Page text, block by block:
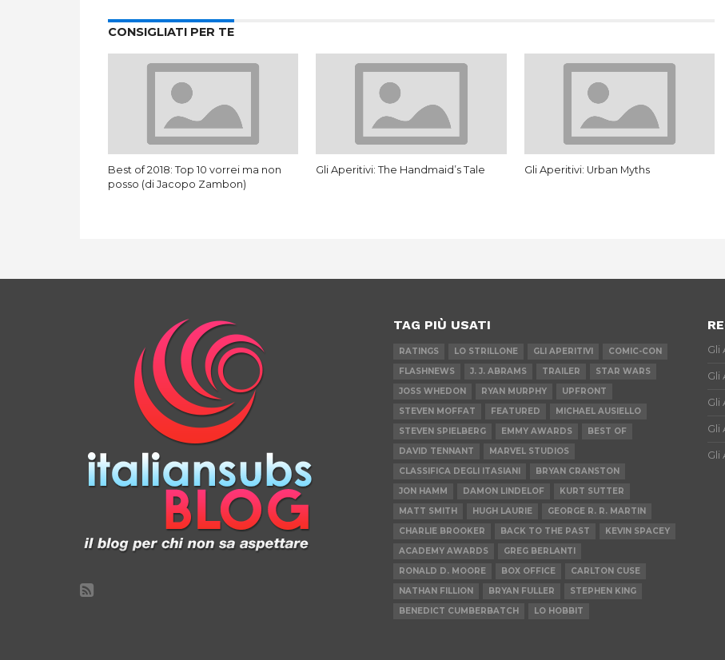
CONSIGLIATI PER TE
Best of 2018: Top 10 vorrei ma non
posso (di Jacopo Zambon)
Gli Aperitivi: The Handmaid’s Tale Gli Aperitivi: Urban Myths
TAG PIÙ USATI
RATINGS LO STRILLONE GLI APERITIVI
COMIC-CON
FLASHNEWS
J. J. ABRAMS TRAILER
STAR WARS
JOSS WHEDON
RYAN MURPHY
UPFRONT
STEVEN MOFFAT
FEATURED
MICHAEL AUSIELLO
STEVEN SPIELBERG
EMMY AWARDS
BEST OF
DAVID TENNANT
MARVEL STUDIOS
CLASSIFICA DEGLI ITASIANI
BRYAN CRANSTON
JON HAMM
DAMON LINDELOF
KURT SUTTER
MATT SMITH
HUGH LAURIE
GEORGE R. R. MARTIN
CHARLIE BROOKER
BACK TO THE PAST
KEVIN SPACEY
ACADEMY AWARDS
GREG BERLANTI
RONALD D. MOORE
BOX OFFICE
CARLTON CUSE
NATHAN FILLION
BRYAN FULLER
STEPHEN KING
BENEDICT CUMBERBATCH
LO HOBBIT
Gli
Gli
Gli
Gli
Gli